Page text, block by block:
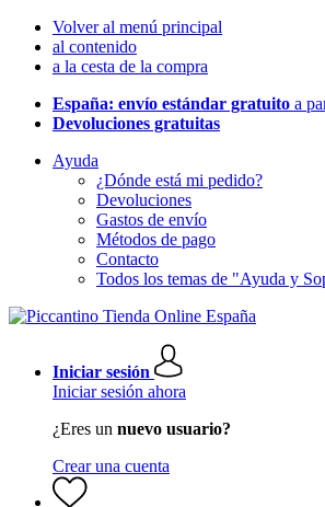
Volver al menú principal
al contenido
a la cesta de la compra
España: envío estándar gratuito a
Devoluciones gratuitas
Ayuda
¿Dónde está mi pedido?
Devoluciones
Gastos de envío
Métodos de pago
Contacto
Todos los temas de "Ayuda y
Iniciar sesión
Iniciar sesión ahora
¿Eres un nuevo usuario?
Crear una cuenta